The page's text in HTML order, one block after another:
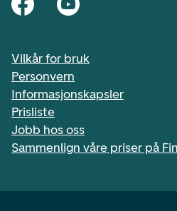
Vilkår for bruk
Personvern
Informasjonskapsler
Prisliste
Jobb hos oss
Sammenlign våre priser på